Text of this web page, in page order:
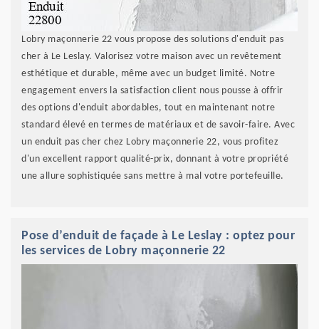
Lobry maçonnerie 22 vous propose des solutions d'enduit pas
cher à Le Leslay. Valorisez votre maison avec un revêtement
esthétique et durable, même avec un budget limité. Notre
engagement envers la satisfaction client nous pousse à offrir
des options d'enduit abordables, tout en maintenant notre
standard élevé en termes de matériaux et de savoir-faire. Avec
un enduit pas cher chez Lobry maçonnerie 22, vous profitez
d'un excellent rapport qualité-prix, donnant à votre propriété
une allure sophistiquée sans mettre à mal votre portefeuille.
Pose d’enduit de façade à Le Leslay : optez pour
les services de Lobry maçonnerie 22